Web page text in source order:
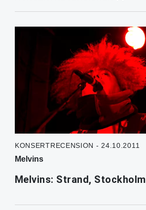
KONSERTRECENSION - 24.10.2011
Melvins
Melvins: Strand, Stockholm